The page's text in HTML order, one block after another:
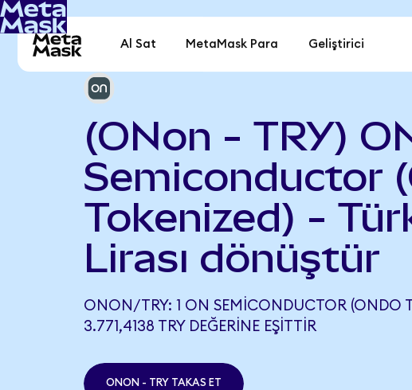
Al Sat MetaMask Para Geliştirici
(ONon - TRY)
Semiconductor
Tokenized) -
Lirası dönüştür
ONON/TRY: 1 ON SEMICONDUCTOR (ONDO
3.771,4138 TRY DEĞERINE EŞITTIR
ONON - TRY TAKAS ET